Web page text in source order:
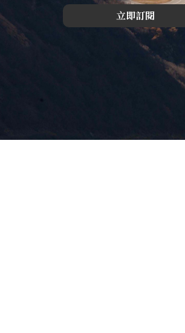
立即訂閱